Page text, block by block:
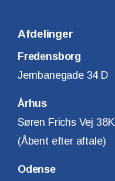
Afdelinger
Fredensborg
Jernbanegade 34 D
Århus
Søren Frichs Vej 38K
(Åbent efter aftale)
Odense